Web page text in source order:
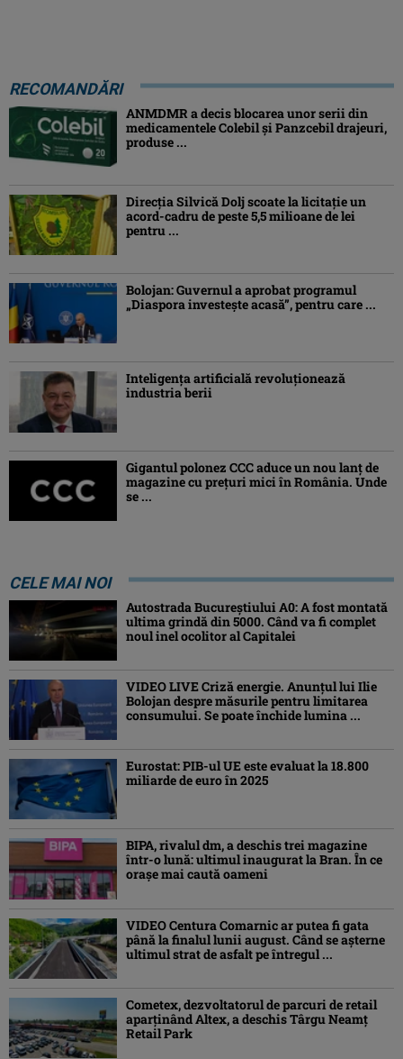
RECOMANDĂRI
ANMDMR a decis blocarea unor serii din
medicamentele Colebil și Panzcebil drajeuri,
produse ...
Direcția Silvică Dolj scoate la licitație un
acord-cadru de peste 5,5 milioane de lei
pentru ...
Bolojan: Guvernul a aprobat programul
„Diaspora investeşte acasă”, pentru care ...
Inteligența artificială revoluționează
industria berii
Gigantul polonez CCC aduce un nou lanț de
magazine cu prețuri mici în România. Unde
se ...
CELE MAI NOI
Autostrada Bucureștiului A0: A fost montată
ultima grindă din 5000. Când va fi complet
noul inel ocolitor al Capitalei
VIDEO LIVE Criză energie. Anunțul lui Ilie
Bolojan despre măsurile pentru limitarea
consumului. Se poate închide lumina ...
Eurostat: PIB-ul UE este evaluat la 18.800
miliarde de euro în 2025
BIPA, rivalul dm, a deschis trei magazine
într-o lună: ultimul inaugurat la Bran. În ce
orașe mai caută oameni
VIDEO Centura Comarnic ar putea fi gata
până la finalul lunii august. Când se așterne
ultimul strat de asfalt pe întregul ...
Cometex, dezvoltatorul de parcuri de retail
aparținând Altex, a deschis Târgu Neamț
Retail Park